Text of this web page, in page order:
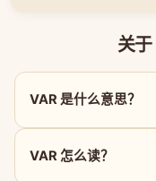
关于
VAR 是什么意思？
VAR 怎么读？